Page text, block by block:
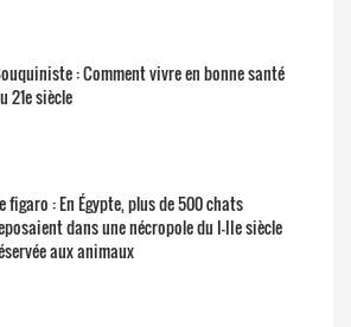
: Comment vivre en bonne santé
21e siècle
figaro : En Égypte, plus de 500 chats
dans une nécropole du I-IIe siècle
aux animaux